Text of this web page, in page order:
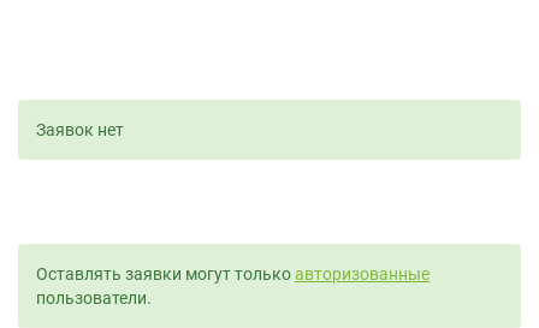
Заявок нет
Оставлять заявки могут толькоавторизованные
пользователи.